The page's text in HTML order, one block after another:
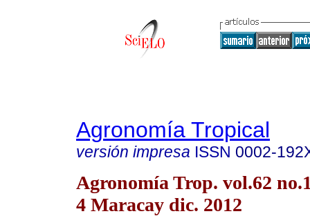
Agronomía Tropical
versión impresa ISSN 0002-
Agronomía Trop. vol.62
4 Maracay dic. 2012